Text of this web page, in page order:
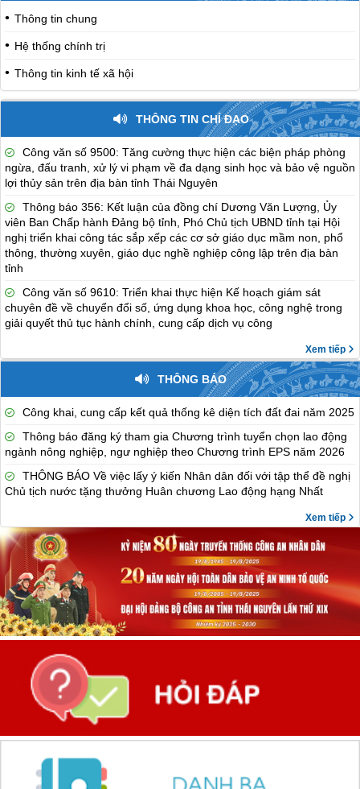
Thông tin chung
Hệ thống chính trị
Thông tin kinh tế xã hội
THÔNG TIN CHỈ ĐẠO
Công văn số 9500: Tăng cường thực hiện các biện pháp phòng
ngừa, đấu tranh, xử lý vi phạm về đa dạng sinh học và bảo vệ nguồn
lợi thủy sản trên địa bàn tỉnh Thái Nguyên
Thông báo 356: Kết luận của đồng chí Dương Văn Lượng, Ủy
viên Ban Chấp hành Đảng bộ tỉnh, Phó Chủ tịch UBND tỉnh tại Hội
nghị triển khai công tác sắp xếp các cơ sở giáo dục mầm non, phổ
thông, thường xuyên, giáo dục nghề nghiệp công lập trên địa bàn
tỉnh
Công văn số 9610: Triển khai thực hiện Kế hoạch giám sát
chuyên đề về chuyển đổi số, ứng dụng khoa học, công nghệ trong
giải quyết thủ tục hành chính, cung cấp dịch vụ công
Xem tiếp
THÔNG BÁO
Công khai, cung cấp kết quả thống kê diện tích đất đai năm 2025
Thông báo đăng ký tham gia Chương trình tuyển chọn lao động
ngành nông nghiệp, ngư nghiệp theo Chương trình EPS năm 2026
THÔNG BÁO Về việc lấy ý kiến Nhân dân đối với tập thể đề nghị
Chủ tịch nước tặng thưởng Huân chương Lao động hạng Nhất
Xem tiếp